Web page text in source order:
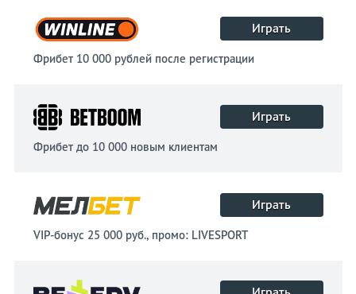
Играть
Фрибет 10 000 рублей после регистрации
Играть
Фрибет до 10 000 новым клиентам
Играть
VIP-бонус 25 000 руб., промо: LIVESPORT